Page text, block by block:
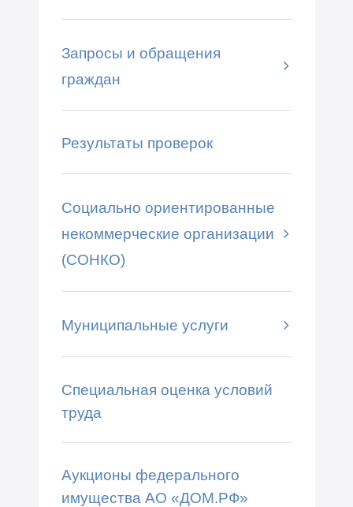
Запросы и обращения
граждан
Результаты проверок
Социально ориентированные
некоммерческие организации
(СОНКО)
Муниципальные услуги
Специальная оценка условий
труда
Аукционы федерального
имущества АО «ДОМ.РФ»